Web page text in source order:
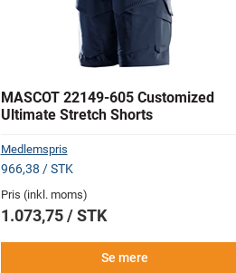
MASCOT 22149-605 Customized
Ultimate Stretch Shorts
Medlemspris
966,38 / STK
Pris (inkl. moms)
1.073,75 / STK
Se mere